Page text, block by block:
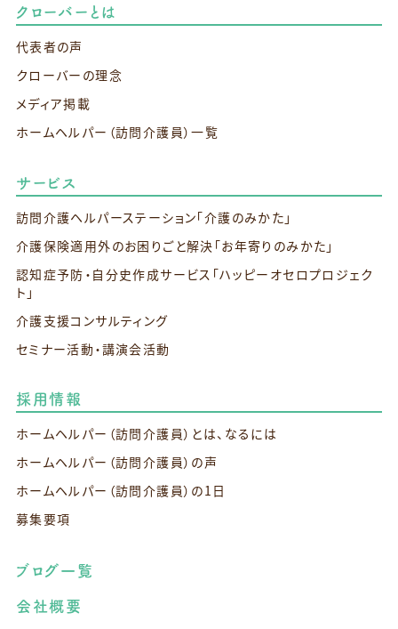
クローバーとは
代表者の声
クローバーの理念
メディア掲載
ホームヘルパー（訪問介護員）一覧
サービス
訪問介護ヘルパーステーション「介護のみかた」
介護保険適用外のお困りごと解決 「お年寄りのみかた」
認知症予防・自分史作成サービス 「ハッピーオセロプロジェク
ト」
介護支援コンサルティング
セミナー活動・講演会活動
採用情報
ホームヘルパー（訪問介護員）とは、なるには
ホームヘルパー（訪問介護員）の声
ホームヘルパー（訪問介護員）の1日
募集要項
ブログ一覧
会社概要